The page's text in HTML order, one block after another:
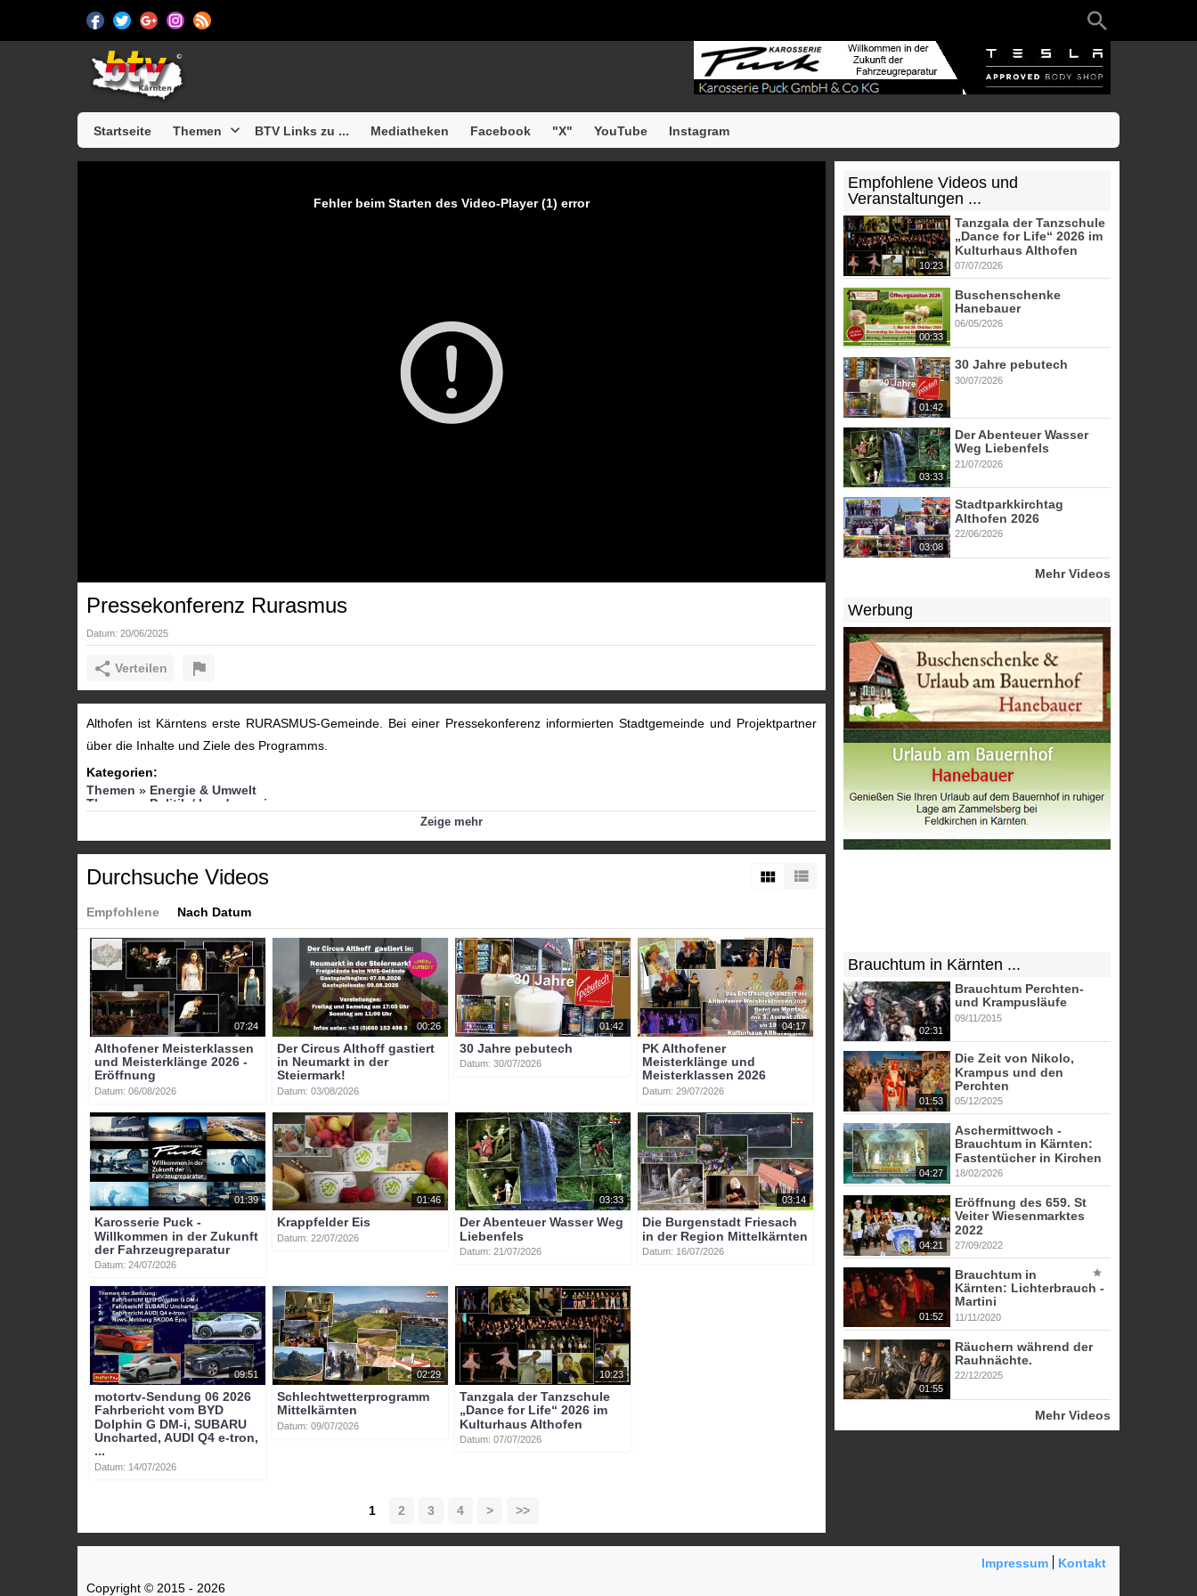
Startseite Themen BTV Links zu ... Mediatheken Facebook "X" YouTube Instagram
Fehler beim Starten des Video-Player (1) error
Pressekonferenz Rurasmus
Datum: 20/06/2025
Verteilen
Althofen ist Kärntens erste RURASMUS-Gemeinde. Bei einer Pressekonferenz informierten Stadtgemeinde und Projektpartner
über die Inhalte und Ziele des Programms.
Kategorien:
Themen » Energie & Umwelt
Themen
Politik / Landesregierung
Tags:
btv-kärnten
btv kärnten mittelkärnten althofen btvon
Zeige mehr
Durchsuche Videos
Empfohlene Nach Datum
07:24
Althofener Meisterklassen
und Meisterklänge 2026 -
Eröffnung
Datum: 06/08/2026
00:26
Der Circus Althoff gastiert
in Neumarkt in der
Steiermark!
Datum: 03/08/2026
01:42
30 Jahre pebutech
Datum: 30/07/2026
04:17
PK Althofener
Meisterklänge und
Meisterklassen 2026
Datum: 29/07/2026
01:39
Karosserie Puck -
Willkommen in der Zukunft
der Fahrzeugreparatur
Datum: 24/07/2026
01:46
Krappfelder Eis
Datum: 22/07/2026
03:33
Der Abenteuer Wasser Weg
Liebenfels
Datum: 21/07/2026
03:14
Die Burgenstadt Friesach
in der Region Mittelkärnten
Datum: 16/07/2026
09:51
motortv-Sendung 06 2026
Fahrbericht vom BYD
Dolphin G DM-i, SUBARU
Uncharted, AUDI Q4 e-tron,
...
Datum: 14/07/2026
02:29
Schlechtwetterprogramm
Mittelkärnten
Datum: 09/07/2026
10:23
Tanzgala der Tanzschule
„Dance for Life“ 2026 im
Kulturhaus Althofen
Datum: 07/07/2026
1 2 3 4 > >>
Empfohlene Videos und
Veranstaltungen ...
10:23
Tanzgala der Tanzschule
„Dance for Life“ 2026 im
Kulturhaus Althofen
07/07/2026
00:33
Buschenschenke
Hanebauer
06/05/2026
01:42
30 Jahre pebutech
30/07/2026
03:33
Der Abenteuer Wasser
Weg Liebenfels
21/07/2026
03:08
Stadtparkkirchtag
Althofen 2026
22/06/2026
Mehr Videos
Werbung
Brauchtum in Kärnten ...
02:31
Brauchtum Perchten-
und Krampusläufe
09/11/2015
01:53
Die Zeit von Nikolo,
Krampus und den
Perchten
05/12/2025
04:27
Aschermittwoch -
Brauchtum in Kärnten:
Fastentücher in Kirchen
18/02/2026
04:21
Eröffnung des 659. St
Veiter Wiesenmarktes
2022
27/09/2022
01:52
Brauchtum in
Kärnten: Lichterbrauch -
Martini
11/11/2020
01:55
Räuchern während der
Rauhnächte.
22/12/2025
Mehr Videos
Impressum
Kontakt
Copyright © 2015 - 2026